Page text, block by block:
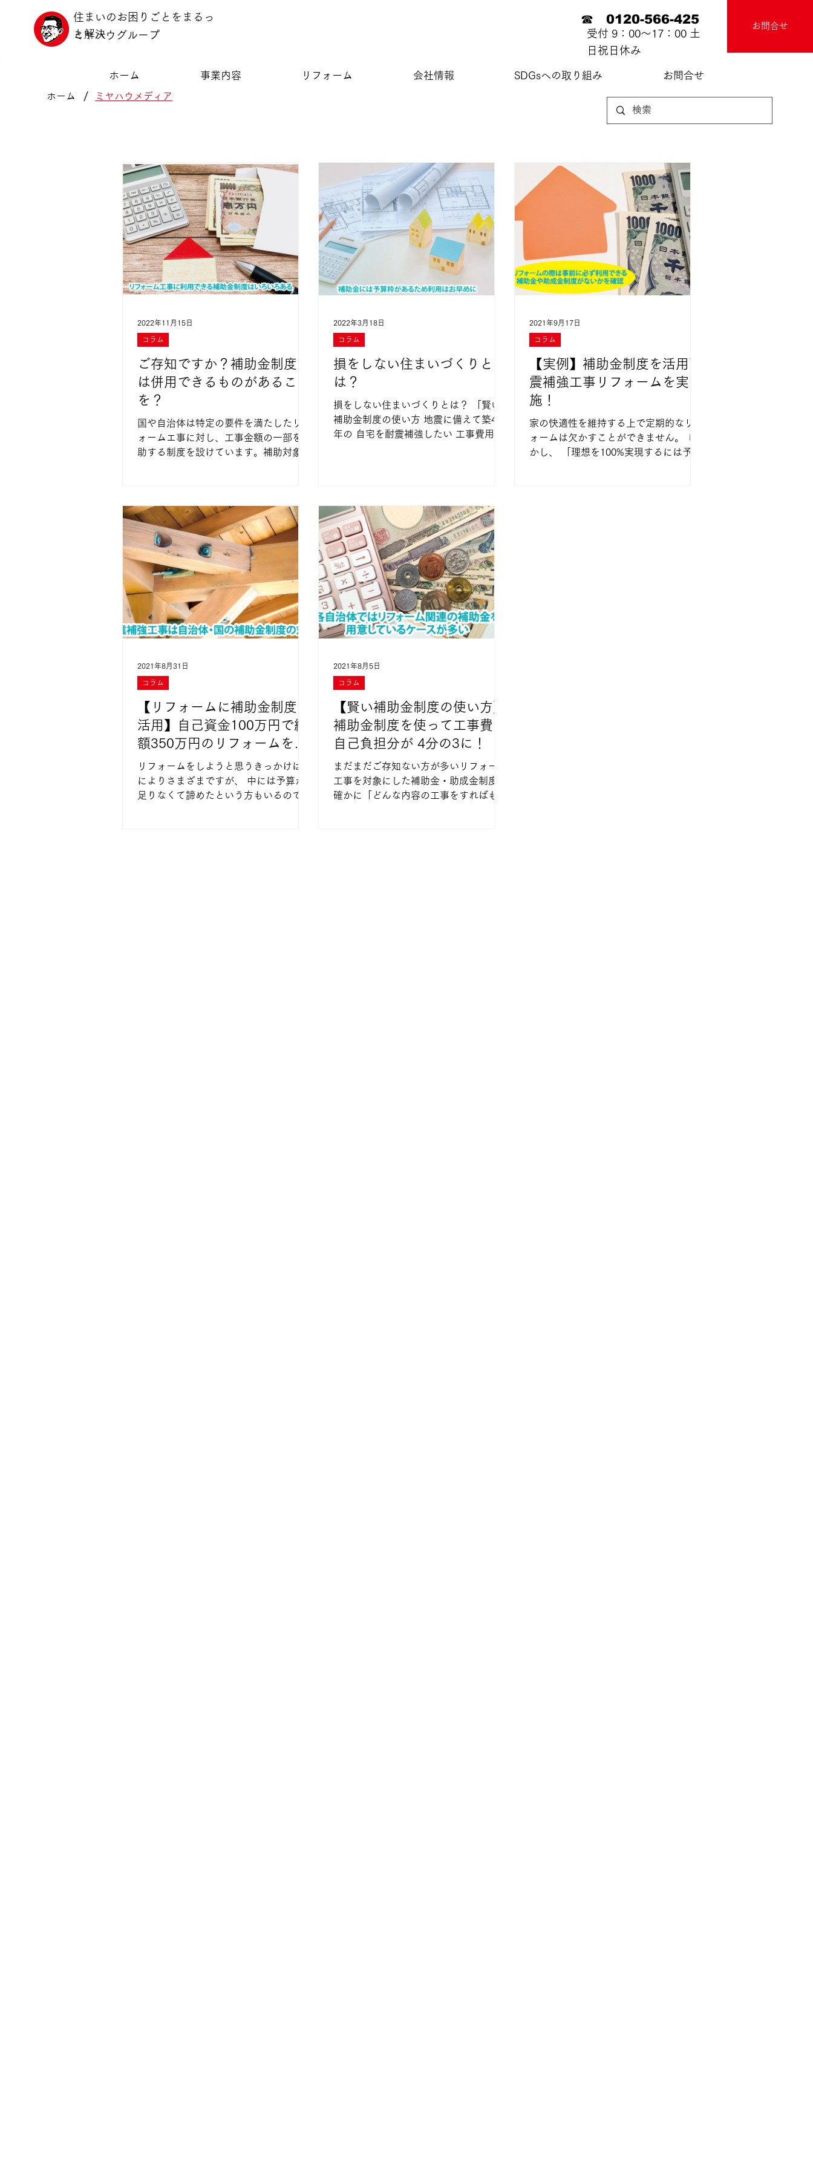
ミヤハウグループ
住まいのお困りごとをまるっ
と解決
☎ 0120-566-425
受付 9：00～17：00 土
日祝日休み
お問合せ
ホーム 事業内容 リフォーム 会社情報 SDGsへの取り組み お問合せ
ホーム / ミヤハウメディア
ご存知ですか？補助金制度に
は併用できるものがあること
を？
国や自治体は特定の要件を満たしたリフ
ォームエ事に対し、工事金額の一部を補
助する制度を設けています。補助対象や
塗り替えを行った事例を取材しました。
...
コラム
2022年11月15日
損をしない住まいづくりと
は？
損をしない住まいづくりとは？ 「賢い
補助金制度の使い方 地震に備えて築40
年の 自宅を耐震補強したい 工事費用の
予定よりも大幅に...
コラム
2022年3月18日
【実例】補助金制度を活用耐
震補強工事リフォームを実
施！
家の快適性を維持する上で定期的なリフ
ォームは欠かすことができません。 し
かし、 「理想を100%実現するには予算
コラム
2021年9月17日
【リフォームに補助金制度を
活用】自己資金100万円で総
額350万円のリフォームを実
施！
リフォームをしようと思うきっかけは人
によりさまざまですが、 中には予算が
足りなくて諦めたという方もいるのでは
コラム
2021年8月31日
【賢い補助金制度の使い方】
補助金制度を使って工事費の
自己負担分が 4分の3に！
まだまだご存知ない方が多いリフォーム
工事を対象にした補助金・助成金制度。
確かに「どんな内容の工事をすればもら
コラム
2021年8月5日